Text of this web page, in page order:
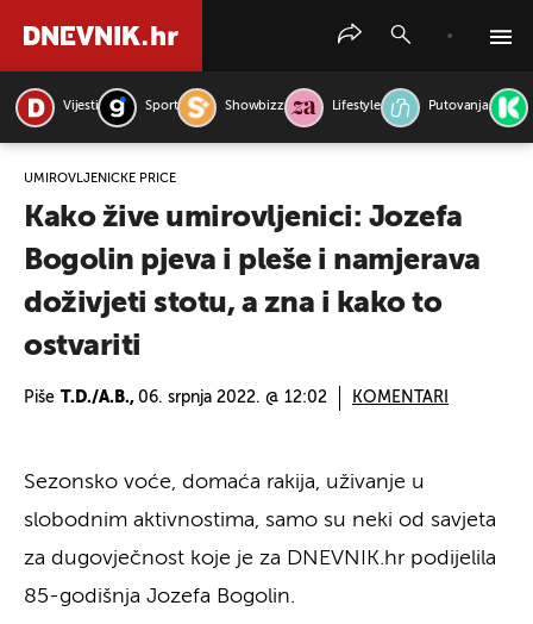
Vijesti Sport Showbizz Lifestyle Putovanja
UMIROVLJENIČKE PRIČE
Kako žive umirovljenici: Jozefa
Bogolin pjeva i pleše i namjerava
doživjeti stotu, a zna i kako to
ostvariti
Piše T.D./A.B., 06. srpnja 2022. @ 12:02 KOMENTARI
Sezonsko voće, domaća rakija, uživanje u
slobodnim aktivnostima, samo su neki od savjeta
za dugovječnost koje je za DNEVNIK.hr podijelila
85-godišnja Jozefa Bogolin.
PRETRAŽITE VIJESTI